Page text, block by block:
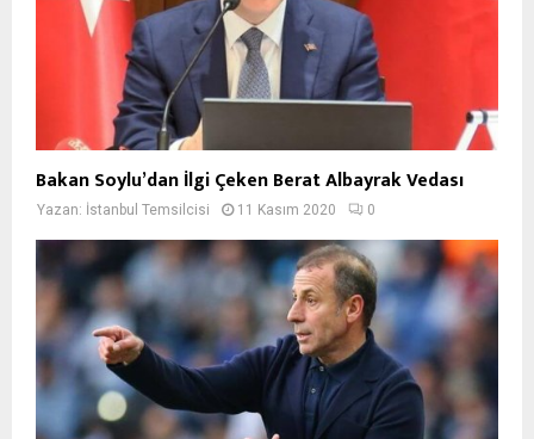
Bakan Soylu’dan İlgi Çeken Berat Albayrak Vedası
Yazan: İstanbul Temsilcisi 11 Kasım 2020 0